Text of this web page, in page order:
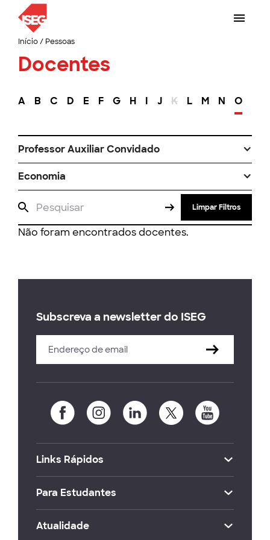
Início/ Pessoas
Docentes
A B C D E F G H I J K L M N O
Professor Auxiliar Convidado
Economia
Limpar Filtros
Não foram encontrados docentes.
Subscreva a newsletter do ISEG
Links Rápidos
Para Estudantes
Atualidade